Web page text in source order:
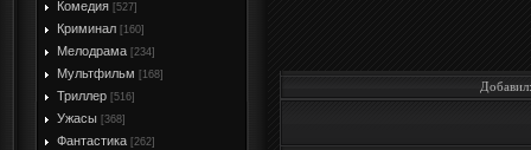
Комедия [527]
Криминал [160]
Мелодрама [234]
Мультфильм [168]
Триллер [516]
Ужасы [368]
Фантастика [262]